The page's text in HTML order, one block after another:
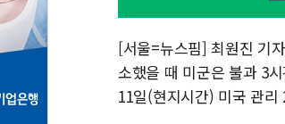
[서울=뉴스핌] 최원진 기
소했을 때 미군은 불과 3
11일(현지시간) 미국 관